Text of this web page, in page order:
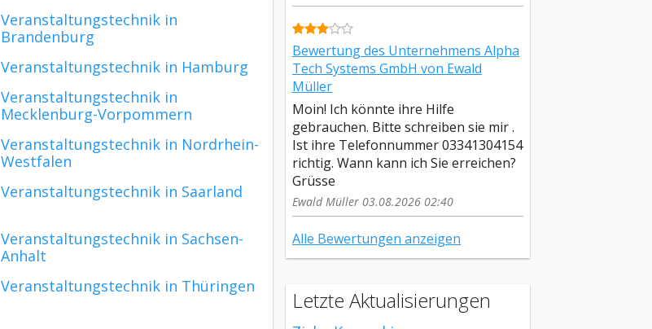
Veranstaltungstechnik in
Brandenburg
Veranstaltungstechnik in Hamburg
Veranstaltungstechnik in
Mecklenburg-Vorpommern
Veranstaltungstechnik in Nordrhein-
Westfalen
Veranstaltungstechnik in Saarland
Veranstaltungstechnik in Sachsen-
Anhalt
Veranstaltungstechnik in Thüringen
Bewertung des Unternehmens Alpha
Tech Systems GmbH von Ewald
Müller
Moin! Ich könnte ihre Hilfe
gebrauchen. Bitte schreiben sie mir .
Ist ihre Telefonnummer 03341304154
richtig. Wann kann ich Sie erreichen?
Grüsse
Ewald Müller 03.08.2026 02:40
Alle Bewertungen anzeigen
Letzte Aktualisierungen